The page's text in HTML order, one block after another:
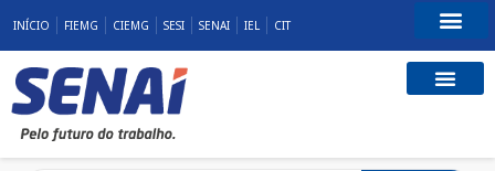
INÍCIO FIEMG CIEMG SESI SENAI IEL CIT